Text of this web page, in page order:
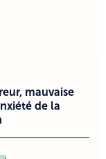
mauvaise
de la